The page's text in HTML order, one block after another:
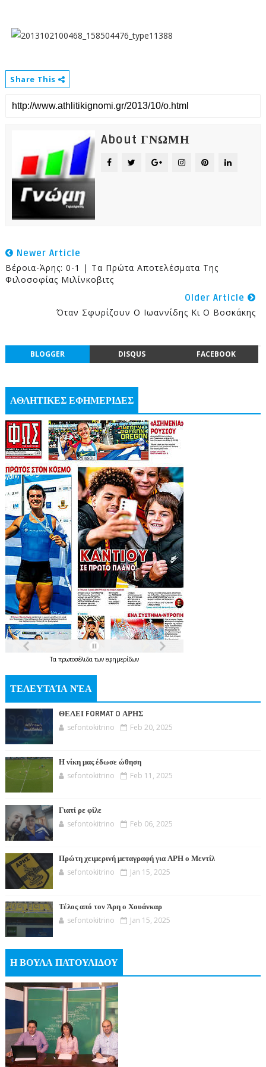
Share This
About ΓΝΩΜΗ
Newer Article
Βέροια-Άρης: 0-1 | Τα Πρώτα Αποτελέσματα Της
Φιλοσοφίας Μιλίνκοβιτς
Older Article
Όταν Σφυρίζουν Ο Ιωαννίδης Κι Ο Βοσκάκης
BLOGGER DISQUS FACEBOOK
ΑΘΛΗΤΙΚΕΣ ΕΦΗΜΕΡΙΔΕΣ
Τα πρωτοσέλιδατων εφημερίδων
ΤΕΛΕΥΤΑΊΑ ΝΈΑ
ΘΕΛΕΙ FORMAT O ΑΡΗΣ
sefontokitrino Feb 20, 2025
Η νίκη μας έδωσε ώθηση
sefontokitrino Feb 11, 2025
Γιατί ρε φίλε
sefontokitrino Feb 06, 2025
Πρώτη χειμερινή μεταγραφή για ΑΡΗ ο Μεντίλ
sefontokitrino Jan 15, 2025
Τέλος από τον Άρη ο Χουάνκαρ
sefontokitrino Jan 15, 2025
Η ΒΟΥΛΑ ΠΑΤΟΥΛΙΔΟΥ